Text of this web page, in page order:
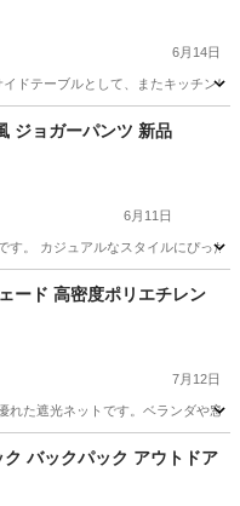
6月14日
ドテーブルとして、またキッチン
ジョガーパンツ 新品
6月11日
す。 カジュアルなスタイルにぴっ
ード 高密度ポリエチレン
7月12日
れた遮光ネットです。ベランダや窓
バックパック アウトドア